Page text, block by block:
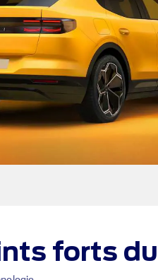
forts